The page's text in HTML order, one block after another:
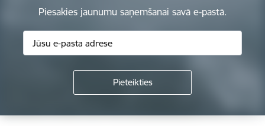
Piesakies jaunumu saņemšanai savā e-pastā.
Kājene